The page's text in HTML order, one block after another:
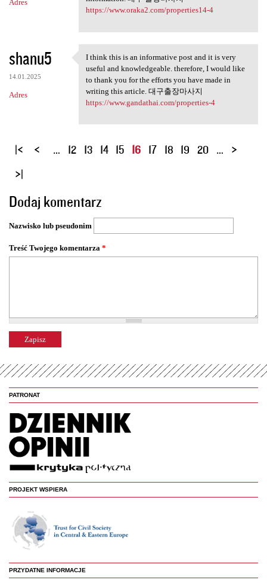
Adres
https://www.oraka2.com/properties14-4
shanu5
14.01.2025
Adres
I think this is an
I think this is an informative post and it is very
useful and knowledgeable. therefore, I would like
to thank you for the efforts you have made in
writing this article. 대구출장마사지
https://www.gandathai.com/properties-4
S
o
n
y
… 12 13 14 15 16 17 18 19 20 …
Dodaj komentarz
Nazwisko lub pseudonim
Treść Twojego komentarza *
PATRONAT
PROJEKT WSPIERA
PRZYDATNE INFORMACJE